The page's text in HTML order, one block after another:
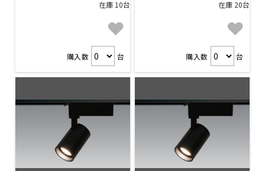
在庫 10台
購入数 台
在庫 20台
購入数 台